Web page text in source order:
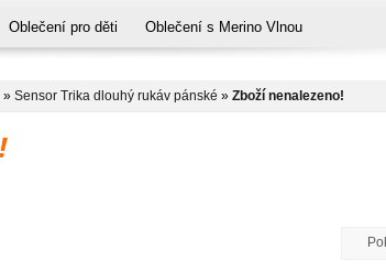
Oblečení pro děti Oblečení s Merino Vlnou
» Sensor Trika dlouhý rukáv pánské » Zboží nenalezeno!